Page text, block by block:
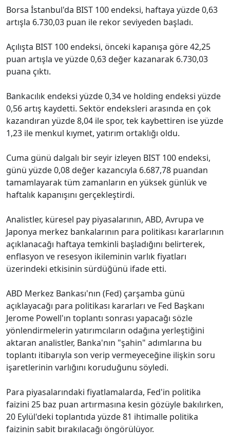
Borsa İstanbul'da BIST 100 endeksi, haftaya yüzde 0,63
artışla 6.730,03 puan ile rekor seviyeden başladı.
Açılışta BIST 100 endeksi, önceki kapanışa göre 42,25
puan artışla ve yüzde 0,63 değer kazanarak 6.730,03
puana çıktı.
Bankacılık endeksi yüzde 0,34 ve holding endeksi yüzde
0,56 artış kaydetti. Sektör endeksleri arasında en çok
kazandıran yüzde 8,04 ile spor, tek kaybettiren ise yüzde
1,23 ile menkul kıymet, yatırım ortaklığı oldu.
Cuma günü dalgalı bir seyir izleyen BIST 100 endeksi,
günü yüzde 0,08 değer kazancıyla 6.687,78 puandan
tamamlayarak tüm zamanların en yüksek günlük ve
haftalık kapanışını gerçekleştirdi.
Analistler, küresel pay piyasalarının, ABD, Avrupa ve
Japonya merkez bankalarının para politikası kararlarının
açıklanacağı haftaya temkinli başladığını belirterek,
enflasyon ve resesyon ikileminin varlık fiyatları
üzerindeki etkisinin sürdüğünü ifade etti.
ABD Merkez Bankası'nın (Fed) çarşamba günü
açıklayacağı para politikası kararları ve Fed Başkanı
Jerome Powell'ın toplantı sonrası yapacağı sözle
yönlendirmelerin yatırımcıların odağına yerleştiğini
aktaran analistler, Banka'nın "şahin" adımlarına bu
toplantı itibarıyla son verip vermeyeceğine ilişkin soru
işaretlerinin varlığını koruduğunu söyledi.
Para piyasalarındaki fiyatlamalarda, Fed'in politika
faizini 25 baz puan artırmasına kesin gözüyle bakılırken,
20 Eylül'deki toplantıda yüzde 81 ihtimalle politika
faizinin sabit bırakılacağı öngörülüyor.